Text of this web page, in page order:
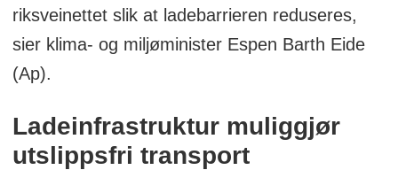
riksveinettet slik at ladebarrieren reduseres,
sier klima- og miljøminister Espen Barth Eide
(Ap).
Ladeinfrastruktur muliggjør
utslippsfri transport